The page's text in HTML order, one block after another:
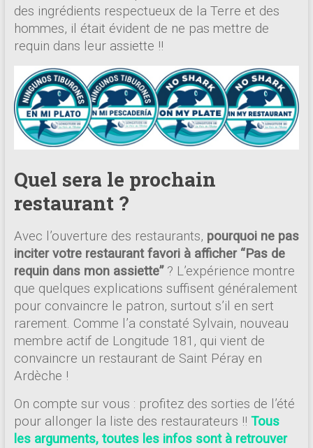
des ingrédients respectueux de la Terre et des
hommes, il était évident de ne pas mettre de
requin dans leur assiette !!
Quel sera le prochain
restaurant ?
Avec l’ouverture des restaurants, pourquoi ne pas
inciter votre restaurant favori à afficher “Pas de
requin dans mon assiette”? L’expérience montre
que quelques explications suffisent généralement
pour convaincre le patron, surtout s’il en sert
rarement. Comme l’a constaté Sylvain, nouveau
membre actif de Longitude 181, qui vient de
convaincre un restaurant de Saint Péray en
Ardèche !
On compte sur vous : profitez des sorties de l’été
pour allonger la liste des restaurateurs !! Tous
les arguments, toutes les infos sont à retrouver